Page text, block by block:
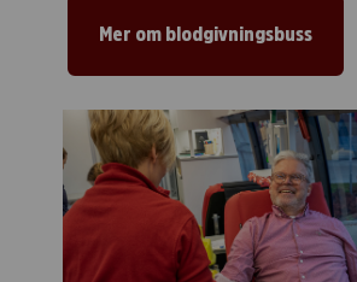
Mer om blodgivningsbuss